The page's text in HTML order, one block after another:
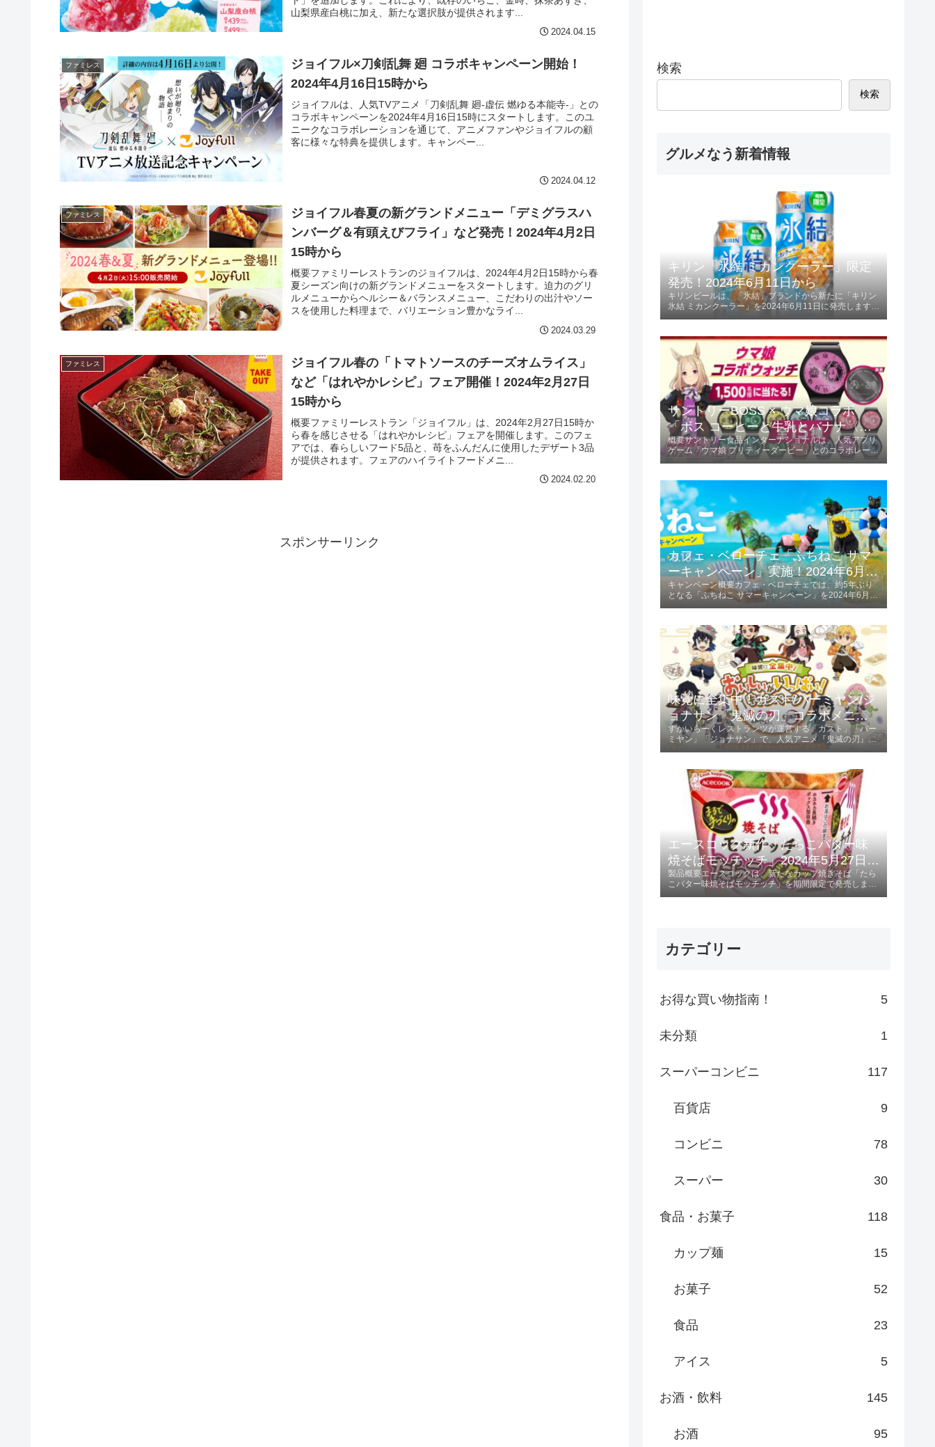
山梨県産白桃に加え、新たな選択肢が提供されます...
2024.04.15
ファミレス
ジョイフル×刀剣乱舞 廻 コラボキャンペーン開始！
2024年4月16日15時から
ジョイフルは、人気TVアニメ「刀剣乱舞 廻-虚伝 燃ゆる本能寺-」との
コラボキャンペーンを2024年4月16日15時にスタートします。このユ
ニークなコラボレーションを通じて、アニメファンやジョイフルの顧
客に様々な特典を提供します。キャンペー...
2024.04.12
ファミレス
ジョイフル春夏の新グランドメニュー「デミグラスハ
ンバーグ＆有頭えびフライ」など発売！2024年4月2日
15時から
概要ファミリーレストランのジョイフルは、2024年4月2日15時から春
夏シーズン向けの新グランドメニューをスタートします。迫力のグリ
ルメニューからヘルシー＆バランスメニュー、こだわりの出汁やソー
スを使用した料理まで、バリエーション豊かなライ...
2024.03.29
ファミレス
ジョイフル春の「トマトソースのチーズオムライス」
など「はれやかレシピ」フェア開催！2024年2月27日
15時から
概要ファミリーレストラン「ジョイフル」は、2024年2月27日15時か
ら春を感じさせる「はれやかレシピ」フェアを開催します。このフェ
アでは、春らしいフード5品と、苺をふんだんに使用したデザート3品
が提供されます。フェアのハイライトフードメニ...
2024.02.20
スポンサーリンク
検索
検索
グルメなう新着情報
キリン「氷結 ミカンクーラー」限定
発売！2024年6月11日から
キリンビールは、「氷結」ブランドから新たに「キリン
氷結 ミカンクーラー」を2024年6月11日に発売します。
ます。商品の特長爽やかな味わい...
サントリーBOSS × ウマ娘コラボ
「ボス コーヒーと牛乳とバナナ〈ウ
マ娘デザイン〉」2024年6月4日発
売！
概要サントリー食品インターナショナルは、人気アプリ
ゲーム「ウマ娘 プリティーダービー」とのコラボレーシ
この商品は185g容量で、価格は税...
カフェ・ベローチェ「ふちねこ サマ
ーキャンペーン」実施！2024年6月10
日～8月18日
キャンペーン概要カフェ・ベローチェでは、約5年ぶり
となる「ふちねこ サマーキャンペーン」を2024年6月10
ントされます。キャンペーン参...
味覚に全集中！ガスト/バーミヤン/ジ
ョナサン「鬼滅の刃」コラボメニュ
ー発売 2024年5月23日 第1弾、6月13
日 第2弾
すかいらーくレストランツが運営する「ガスト」「バー
ミヤン」「ジョナサン」で、人気アニメ『鬼滅の刃』と
し、特典としてオリジナルクリア...
エースコック新作「たらこバター味
焼そばモッチッチ」2024年5月27日発
売！
製品概要エースコックは、新たなカップ焼きそば「たら
こバター味焼そばモッチッチ」を期間限定で発売しま
カテゴリー
お得な買い物指南！ 5
未分類 1
スーパーコンビニ 117
百貨店 9
コンビニ 78
スーパー 30
食品・お菓子 118
カップ麺 15
お菓子 52
食品 23
アイス 5
お酒・飲料 145
お酒 95